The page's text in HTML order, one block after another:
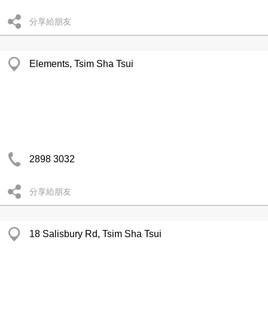
分享給朋友
Elements, Tsim Sha Tsui
2898 3032
分享給朋友
18 Salisbury Rd, Tsim Sha Tsui